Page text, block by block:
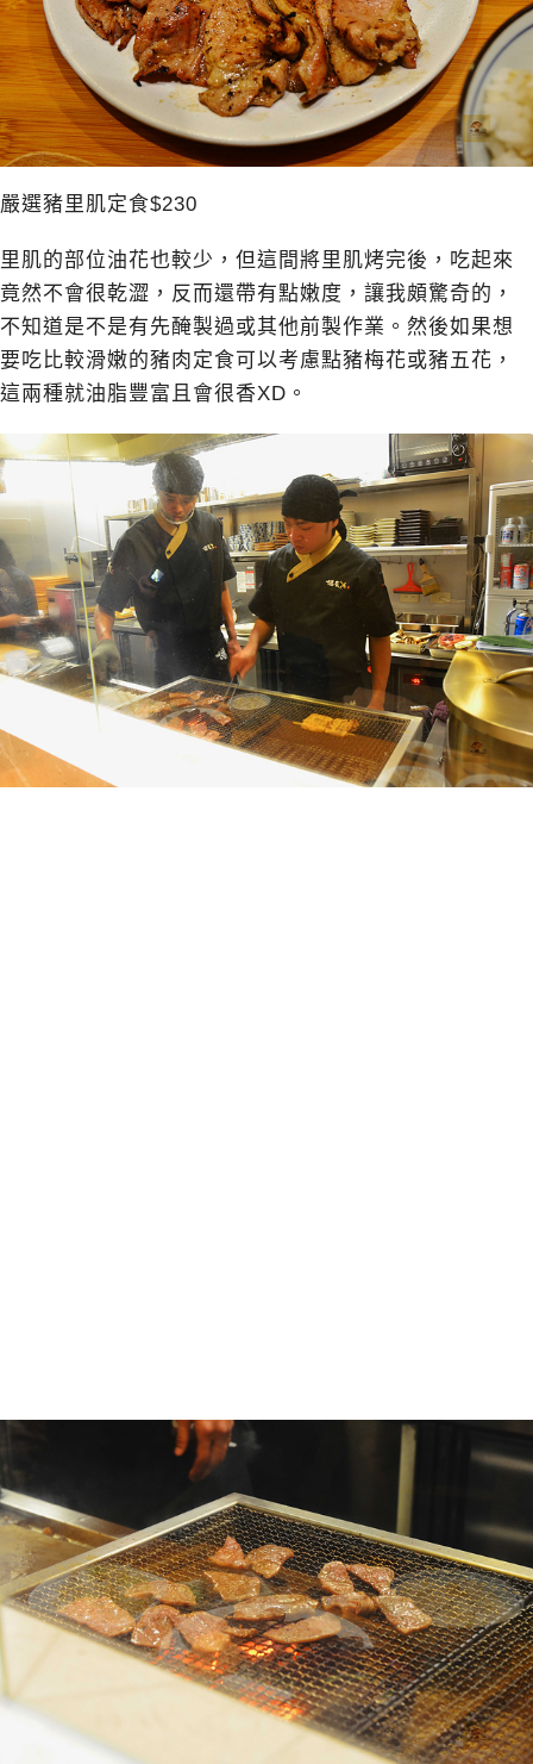
嚴選豬里肌定食$230
里肌的部位油花也較少，但這間將里肌烤完後，吃起來
竟然不會很乾澀，反而還帶有點嫩度，讓我頗驚奇的，
不知道是不是有先醃製過或其他前製作業。然後如果想
要吃比較滑嫩的豬肉定食可以考慮點豬梅花或豬五花，
這兩種就油脂豐富且會很香XD。